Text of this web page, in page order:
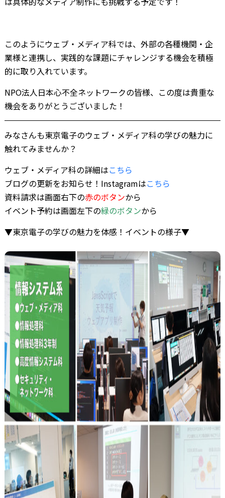
このようにウェブ・メディア科では、外部の各種機関・企
業様と連携し、実践的な課題にチャレンジする機会を積極
的に取り入れています。
NPO法人日本心不全ネットワークの皆様、この度は貴重な
機会をありがとうございました！
みなさんも東京電子のウェブ・メディア科の学びの魅力に
触れてみませんか？
ウェブ・メディア科の詳細はこちら
ブログの更新をお知らせ！Instagramはこちら
資料請求は画面右下の赤のボタンから
イベント予約は画面左下の緑のボタンから
▼東京電子の学びの魅力を体感！イベントの様子▼